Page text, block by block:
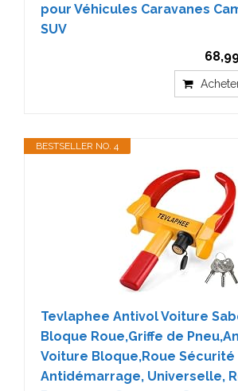
pour Véhicules Caravanes
SUV
BESTSELLER NO. 4
Tevlaphee Antivol Voiture
Bloque Roue,Griffe de
Voiture Bloque,Roue Sécurité
Antidémarrage, Universelle,